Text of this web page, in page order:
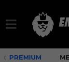
PREMIUM